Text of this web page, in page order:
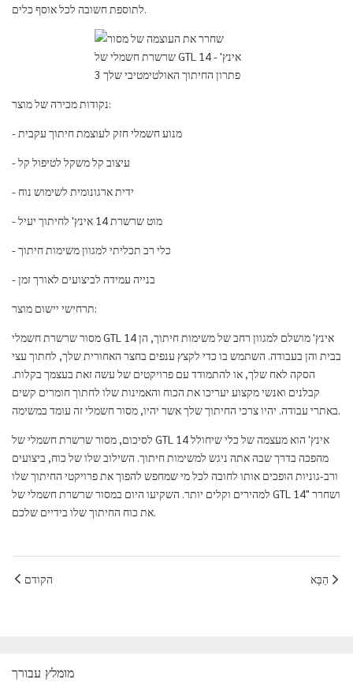
לתוספת חשובה לכל אוסף כלים.
נקודות מכירה של מוצר:
- מנוע חשמלי חזק לעוצמת חיתוך עקבית
- עיצוב קל משקל לטיפול קל
- ידית ארגונומית לשימוש נוח
- מוט שרשרת 14 אינץ' לחיתוך יעיל
- כלי רב תכליתי למגוון משימות חיתוך
- בנייה עמידה לביצועים לאורך זמן
תרחישי יישום מוצר:
מסור שרשרת חשמלי GTL 14 אינץ' מושלם למגוון רחב של משימות חיתוך, הן
בבית והן בעבודה. השתמש בו כדי לקצץ ענפים בחצר האחורית שלך, לחתוך עצי
הסקה לאח שלך, או להתמודד עם פרויקטים של עשה זאת בעצמך בקלות.
קבלנים ואנשי מקצוע יעריכו את הכוח והאמינות שלו לחתוך חומרים קשים
באתרי עבודה. יהיו צרכי החיתוך שלך אשר יהיו, מסור חשמלי זה עומד במשימה.
לסיכום, מסור שרשרת חשמלי של GTL 14 אינץ' הוא מעצמה של כלי שיחולל
מהפכה בדרך שבה אתה ניגש למשימות חיתוך. השילוב שלו של כוח, ביצועים
ורב-גוניות הופכים אותו לחובה לכל מי שמחפש להפוך את פרויקטי החיתוך שלו
למהירים וקלים יותר. השקיעו היום במסור שרשרת חשמלי של GTL 14" ושחרר
את כוח החיתוך שלו בידיים שלכם.
הקודם הַבָּא
מומלץ עבורך